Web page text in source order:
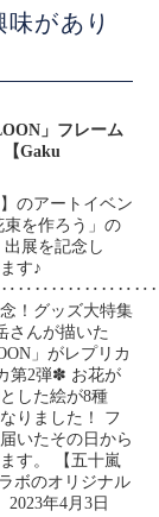
があり
」フレーム
Gaku
のアートイベン
束を作ろう」の
展を記念し
す♪
！グッズ大特集
んが描いた
」がレプリカ
第2弾✽ お花が
した絵が8種
りました！ フ
いたその日から
す。 【五十嵐
ボのオリジナル
年4月3日